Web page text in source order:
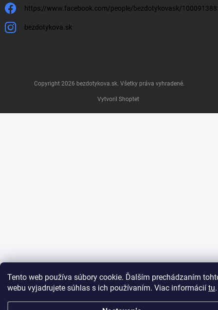
Tento web používa súbory cookie. Ďalším prechádzaním
webu vyjadrujete súhlas s ich používaním. Viac informácií tu.
https://www.facebook.com/people/bezdotykovask/
bezdotykova.sk
Vytvoril Shoptet
Copyright 2026 bezdotykova.sk. Všetky práva vyhradené.